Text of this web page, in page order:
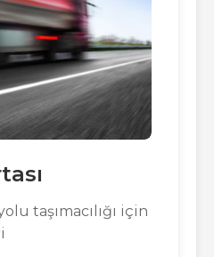
taşımacılığı için